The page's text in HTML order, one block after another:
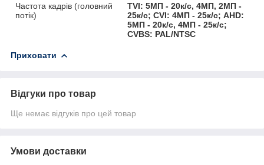
Частота кадрів (головний
потік)
TVI: 5МП - 20к/с, 4МП, 2МП -
25к/с; CVI: 4МП - 25к/с; AHD:
5МП - 20к/с, 4МП - 25к/с;
CVBS: PAL/NTSC
Приховати
Відгуки про товар
Ще немає відгуків про цей товар
Умови доставки